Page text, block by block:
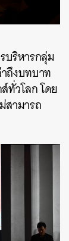
บริหารกลุ่ม
ถึงบทบาท
ทั่วโลก โดย
สามารถ